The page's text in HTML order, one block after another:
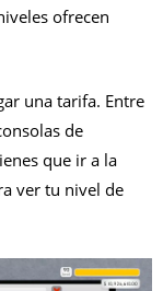
ofrecen
una tarifa. Entre
de
que ir a la
ver tu nivel de